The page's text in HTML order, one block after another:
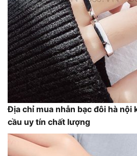
Địa chỉ mua nhẫn bạc đôi hà nội
cầu uy tín chất lượng